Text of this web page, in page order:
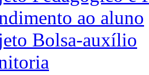
ao aluno
Bolsa-auxílio